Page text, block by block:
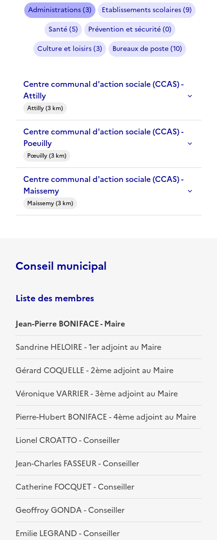
Administrations (3)
Etablissements scolaires (9)
Santé (5)
Prévention et sécurité (0)
Culture et loisirs (3)
Bureaux de poste (10)
Centre communal d'action sociale (CCAS) -
Attilly
Attilly (3 km)
Centre communal d'action sociale (CCAS) -
Poeuilly
Pœuilly (3 km)
Centre communal d'action sociale (CCAS) -
Maissemy
Maissemy (3 km)
Conseil municipal
Liste des membres
Jean-Pierre BONIFACE - Maire
Sandrine HELOIRE - 1er adjoint au Maire
Gérard COQUELLE - 2ème adjoint au Maire
Véronique VARRIER - 3ème adjoint au Maire
Pierre-Hubert BONIFACE - 4ème adjoint au Maire
Lionel CROATTO - Conseiller
Jean-Charles FASSEUR - Conseiller
Catherine FOCQUET - Conseiller
Geoffroy GONDA - Conseiller
Emilie LEGRAND - Conseiller